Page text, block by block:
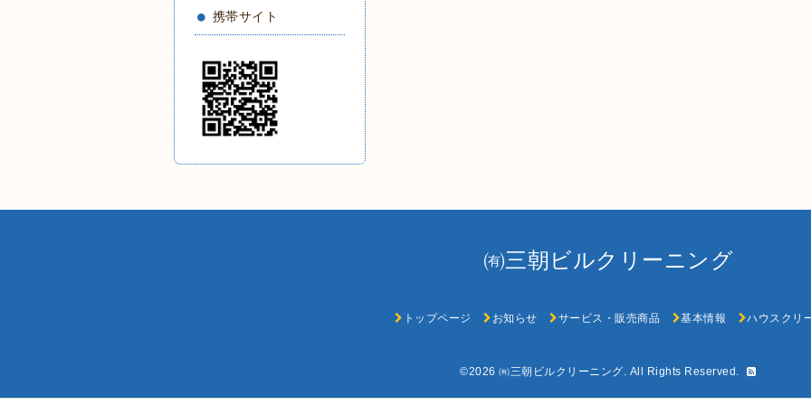
携帯サイト
㈲三朝ビルクリーニング
トップページ お知らせ サービス・販売商品 基本情報 ハウスクリ
©2026㈲三朝ビルクリーニング. All Rights Reserved.